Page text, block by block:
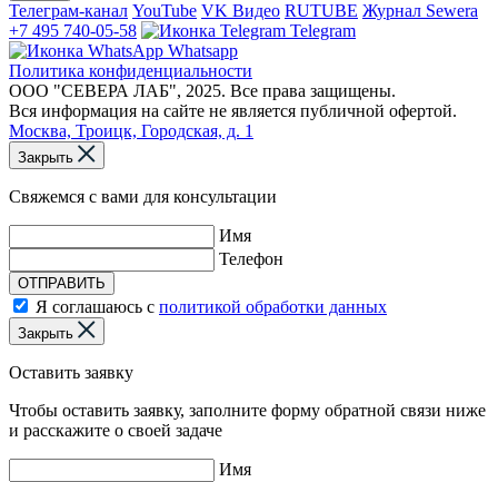
Телеграм-канал YouTube VK Видео RUTUBE Журнал Sewera
+7 495 740-05-58
Telegram
Whatsapp
Политика конфиденциальности
ООО "СЕВЕРА ЛАБ", 2025. Все права защищены.
Вся информация на сайте не является публичной офертой.
Москва, Троицк, Городская, д. 1
Закрыть
Свяжемся с вами для консультации
Имя
Телефон
ОТПРАВИТЬ
Я соглашаюсь с политикой обработки данных
Закрыть
Оставить заявку
Чтобы оставить заявку, заполните форму обратной связи ниже
и расскажите о своей задаче
Имя